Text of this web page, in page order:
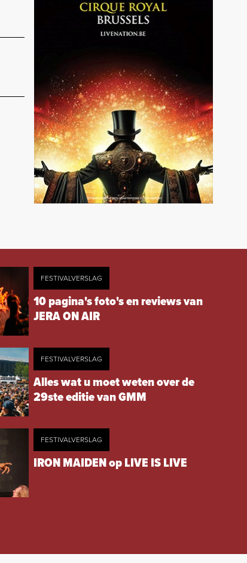
FESTIVALVERSLAG
10 pagina's foto's en reviews van
JERA ON AIR
FESTIVALVERSLAG
Alles wat u moet weten over de
29ste editie van GMM
FESTIVALVERSLAG
IRON MAIDEN op LIVE IS LIVE